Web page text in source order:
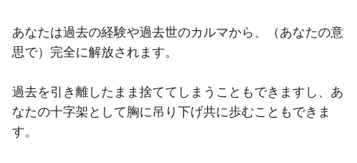
あなたは過去の経験や過去世のカルマから、（あなたの意
思で）完全に解放されます。
過去を引き離したまま捨ててしまうこともできますし、あ
なたの十字架として胸に吊り下げ共に歩むこともできま
す。